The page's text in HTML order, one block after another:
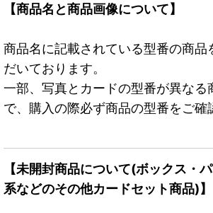
【商品名と商品画像について】
商品名に記載されている型番の商品
だいております。
一部、写真とカードの型番が異なる
で、購入の際必ず商品の型番をご確
【未開封商品について(ボックス・
系などのその他カードセット商品)】